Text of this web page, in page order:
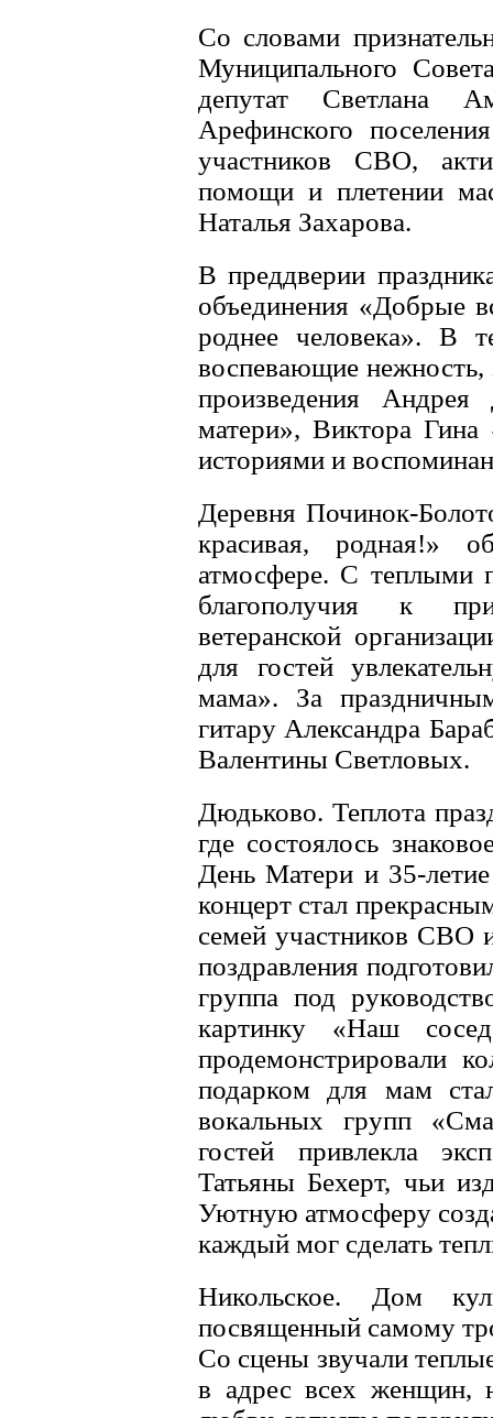
Со словами
Муниципального
депутат Светлана
Арефинского
участников СВО,
помощи и плетении
Наталья Захарова.
В преддверии
объединения «Добрые
роднее человека». В
воспевающие нежность,
произведения
матери», Виктора
историями и
Деревня Починок-
красивая, родная!»
атмосфере. С теплыми
благополучия к
ветеранской
для гостей
мама». За
гитару Александра
Валентины Светловых.
Дюдьково. Теплота
где состоялось
День Матери и 35-
концерт стал
семей участников СВО
поздравления
группа под
картинку «Наш
продемонстрировали
подарком для мам
вокальных групп
гостей привлекла
Татьяны Бехерт, чьи
Уютную атмосферу
каждый мог сделать
Никольское. Дом
посвященный самому
Со сцены звучали
в адрес всех женщин,